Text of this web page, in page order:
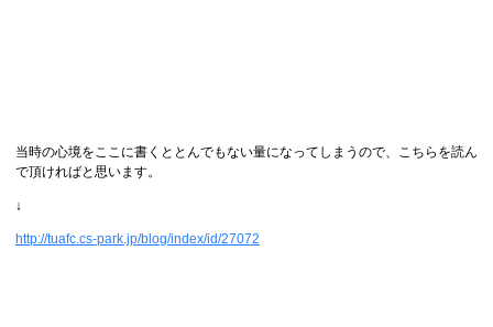
当時の心境をここに書くととんでもない量になってしまうので、こちらを読ん
で頂ければと思います。
↓
http://tuafc.cs-park.jp/blog/index/id/27072